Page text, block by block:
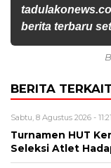
berita terbaru
BERITA TERKAIT
Sabtu, 8 Agustus 2026 -
Turnamen HUT
Seleksi Atlet